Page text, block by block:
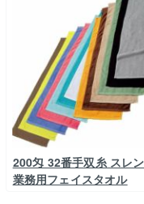
200匁 32番手双糸 スレ
業務用フェイスタオル